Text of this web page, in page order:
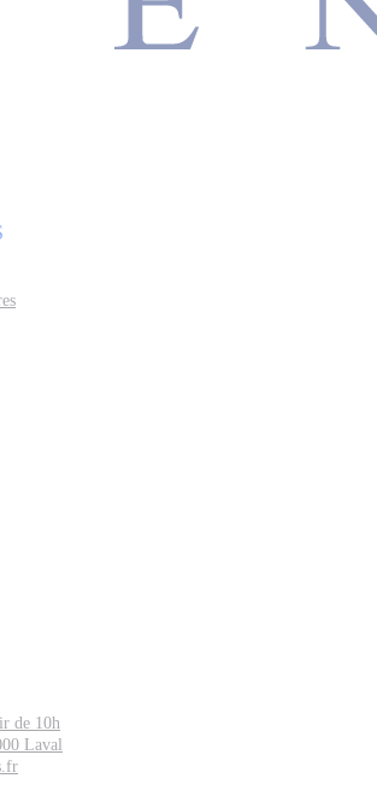
de 10h
Laval